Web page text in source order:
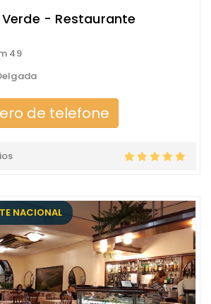
- Restaurante
49
de telefone
NACIONAL